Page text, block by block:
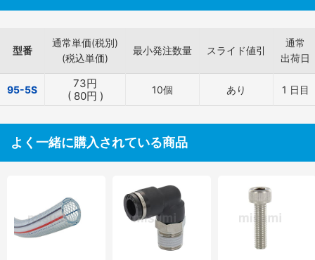
型番
通常単価(税別)
(税込単価)
最小発注数量 スライド値引
通常
出荷日
95-5S 73円
( 80円 ) 10個 あり 1 日目
よく一緒に購入されている商品